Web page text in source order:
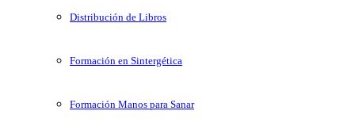
Distribución de Libros
Formación en Sintergética
Formación Manos para Sanar